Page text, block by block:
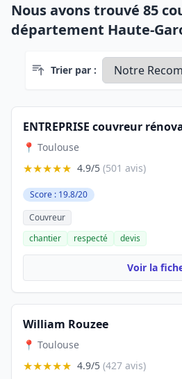
Nous avons trouvé 85
département Haute-
Trier par :
ENTREPRISE couvreur
📍 Toulouse
★★★★★ 4.9/5 (501 avis)
Score : 19.8/20
Couvreur
chantier
respecté devis
Voir la
William Rouzee
📍 Toulouse
★★★★★ 4.9/5 (427 avis)